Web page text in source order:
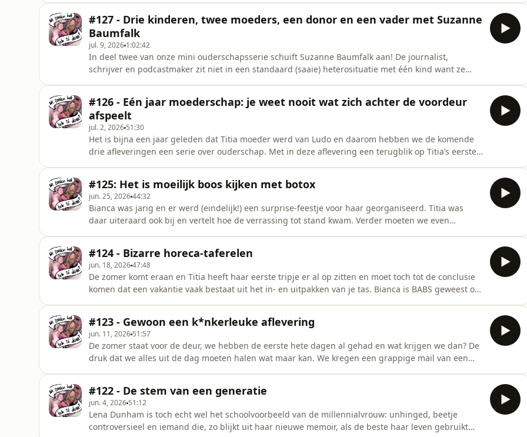
welke manier zij
#127 - Drie kinderen, twee moeders, een donor en een vader met Suzanne
Baumfalk
jul. 9, 2026 1:02:42
In deel twee van onze mini ouderschapsserie schuift Suzanne Baumfalk aan! De journalist,
schrijver en podcastmaker zit niet in een standaard (saaie) heterosituatie met één kind want ze
derde kind van dezelfde donor.
#126 - Eén jaar moederschap: je weet nooit wat zich achter de voordeur
afspeelt
jul. 2, 2026 51:30
Het is bijna een jaar geleden dat Titia moeder werd van Ludo en daarom hebben we de komende
drie afleveringen een serie over ouderschap. Met in deze aflevering een terugblik op Titia’s eerste
goedbedoelde adviezen e
#125: Het is moeilijk boos kijken met botox
jun. 25, 202644:32
Bianca was jarig en er werd (eindelijk!) een surprise-feestje voor haar georganiseerd. Titia was
daar uiteraard ook bij en vertelt hoe de verrassing tot stand kwam. Verder moeten we even
waarom botox gebruiken niet feminis
#124 - Bizarre horeca-taferelen
jun. 18, 202647:48
De zomer komt eraan en Titia heeft haar eerste tripje er al op zitten en moet toch tot de conclusie
komen dat een vakantie vaak bestaat uit het in- en uitpakken van je tas. Bianca is BABS geweest op
Sorry.&nbsp;Shownotes
#123 - Gewoon een k*nkerleuke aflevering
jun. 11, 2026 51:57
De zomer staat voor de deur, we hebben de eerste hete dagen al gehad en wat krijgen we dan? De
druk dat we alles uit de dag moeten halen wat maar kan. We kregen een grappige mail van een
het verdoemhoekje
#122 - De stem van een generatie
jun. 4, 2026 51:12
Lena Dunham is toch echt wel het schoolvoorbeeld van de millennialvrouw: unhinged, beetje
controversieel en iemand die, zo blijkt uit haar nieuwe memoir, als de beste haar leven gebruikt